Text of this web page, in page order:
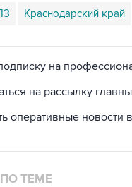
Краснодарский край
на
на рассылку
оперативные новости
ТЕМЕ